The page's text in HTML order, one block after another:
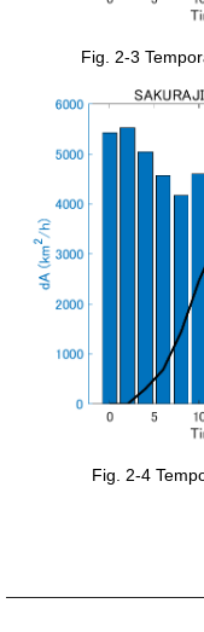
Fig. 2-3
Fig. 2-4